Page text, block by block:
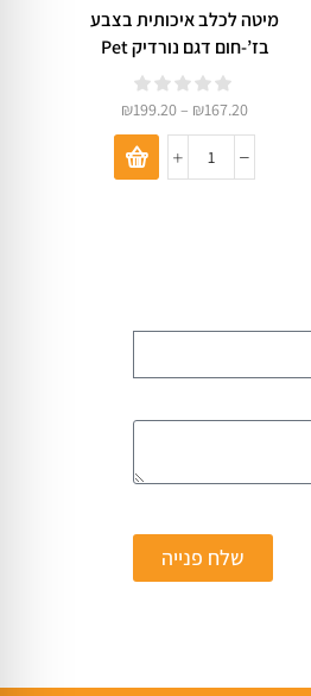
מיטה לכלב איכותית בצבע
בז’-חום דגם נורדיק Pet
Deluxe 08
₪167.20
–
₪199.20
שלח פנייה